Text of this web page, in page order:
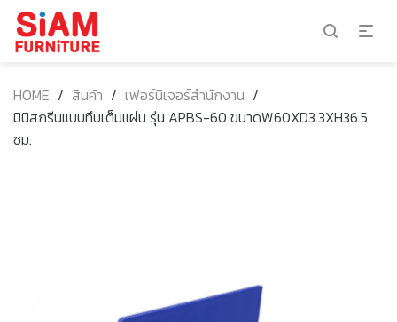
HOME / สินค้า / เฟอร์นิเจอร์สำนักงาน /
มินิสกรีนแบบทึบเต็มแผ่น รุ่น APBS-60 ขนาดW60XD3.3XH36.5
ซม.